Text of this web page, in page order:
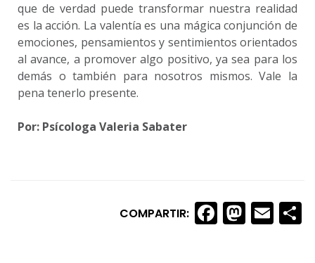
que de verdad puede transformar nuestra realidad
es la acción. La valentía es una mágica conjunción de
emociones, pensamientos y sentimientos orientados
al avance, a promover algo positivo, ya sea para los
demás o también para nosotros mismos. Vale la
pena tenerlo presente.
Por: Psícologa Valeria Sabater
COMPARTIR: